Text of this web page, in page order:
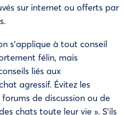
sur internet ou offerts par
s’applique à tout conseil
félin, mais
liés aux
agressif. Évitez les
de discussion ou de
chats toute leur vie ». S’ils